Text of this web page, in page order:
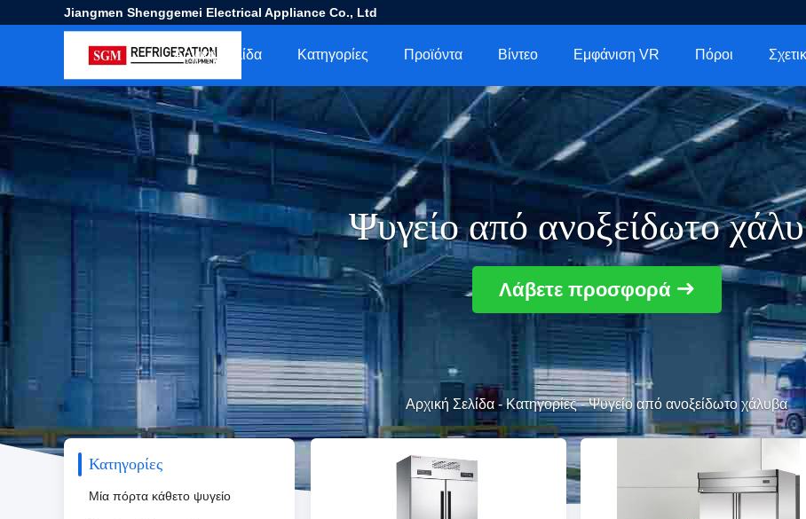
Jiangmen Shenggemei Electrical Appliance Co., Ltd
Αρχική Σελίδα Κατηγορίες Προϊόντα Βίντεο Εμφάνιση VR Πόροι
Ψυγείο από ανοξείδωτο
Λάβετε προσφορά
Αρχική Σελίδα-Κατηγορίες-Ψυγείο από ανοξείδωτο χάλυβα
Κατηγορίες
Μία πόρτα κάθετο ψυγείο